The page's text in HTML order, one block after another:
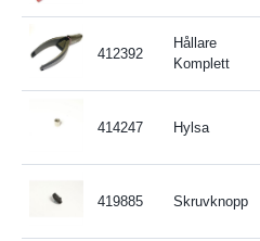
412392
Hållare
Komplett
414247 Hylsa
419885 Skruvknopp